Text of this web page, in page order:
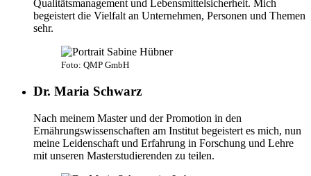
Qualitätsmanagement und Lebensmittelsicherheit. Mich
begeistert die Vielfalt an Unternehmen, Personen und Themen
sehr.
Foto: QMP GmbH
Dr. Maria Schwarz
Nach meinem Master und der Promotion in den
Ernährungswissenschaften am Institut begeistert es mich, nun
meine Leidenschaft und Erfahrung in Forschung und Lehre
mit unseren Masterstudierenden zu teilen.